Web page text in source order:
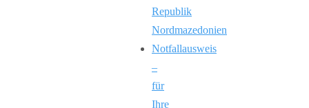
Republik
Nordmazedonien
Notfallausweis
–
für
Ihre